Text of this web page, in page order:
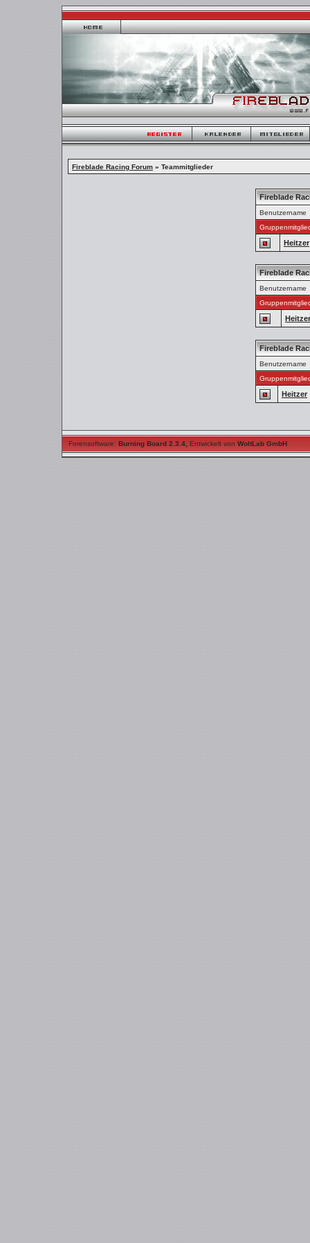
Fireblade Racing Forum » Teammitglieder
Fireblade
Benutzername
Heitzer
Fireblade
Benutzername
Heitzer
Fireblade
Benutzername
Heitzer
Forensoftware: Burning Board 2.3.4 Entwickelt von WoltLab GmbH